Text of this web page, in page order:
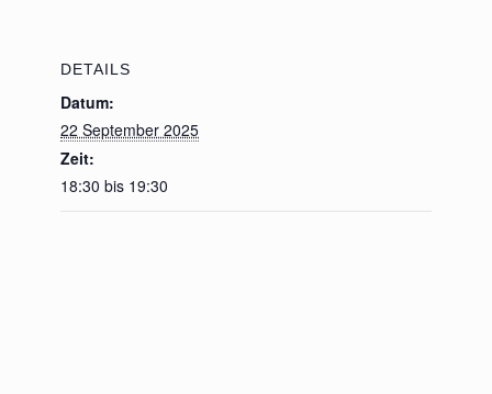
DETAILS
Datum:
22 September 2025
Zeit:
18:30 bis 19:30